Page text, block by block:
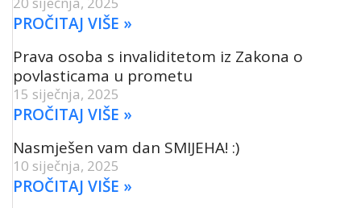
PROČITAJ VIŠE »
Prava osoba s invaliditetom iz Zakona o
povlasticama u prometu
15 siječnja, 2025
PROČITAJ VIŠE »
Nasmješen vam dan SMIJEHA! :)
10 siječnja, 2025
PROČITAJ VIŠE »